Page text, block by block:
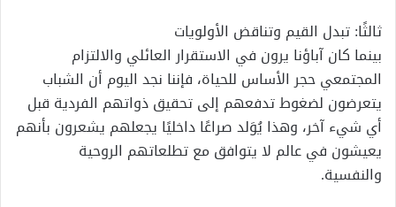
ثالثًا: تبدل القيم وتناقض الأولويات
بينما كان آباؤنا يرون في الاستقرار العائلي والالتزام
المجتمعي حجر الأساس للحياة، فإننا نجد اليوم أن الشباب
يتعرضون لضغوط تدفعهم إلى تحقيق ذواتهم الفردية قبل
أي شيء آخر، وهذا يُوَلد صراعًا داخليًا يجعلهم يشعرون بأنهم
يعيشون في عالم لا يتوافق مع تطلعاتهم الروحية
والنفسية.